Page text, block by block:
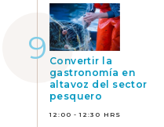
Convertir la
gastronomía en
altavoz del sector
pesquero
12:00 - 12:30 HRS